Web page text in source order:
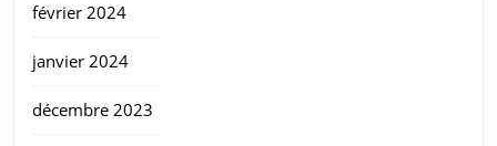
février 2024
janvier 2024
décembre 2023